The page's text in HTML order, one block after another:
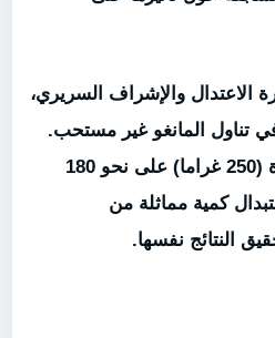
الاعتدال والإشراف السريري،
تناول المانغو غير مستحب.
وتحتوي ثمرة مانغو صغيرة (250 غراما) على نحو 180
كمية مماثلة من
النتائج نفسها.